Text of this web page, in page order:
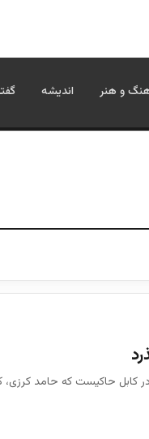
و هنر اندیشه
کابل حاکیست که حامد